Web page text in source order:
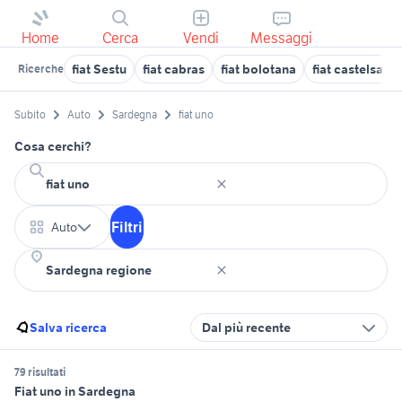
Home Cerca Vendi Messaggi
Ricerche fiat Sestu fiat cabras fiat bolotana fiat
Subito Auto Sardegna fiat uno
Cosa cerchi?
Auto Filtri
Salva ricerca Dal più recente
79 risultati
Fiat uno in Sardegna